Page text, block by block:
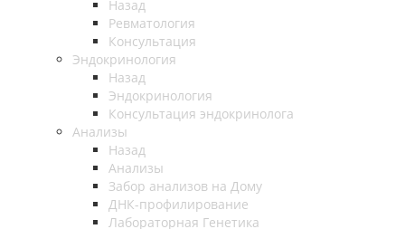
Назад
Ревматология
Консультация
Эндокринология
Назад
Эндокринология
Консультация эндокринолога
Анализы
Назад
Анализы
Забор анализов на Дому
ДНК-профилирование
Лабораторная Генетика